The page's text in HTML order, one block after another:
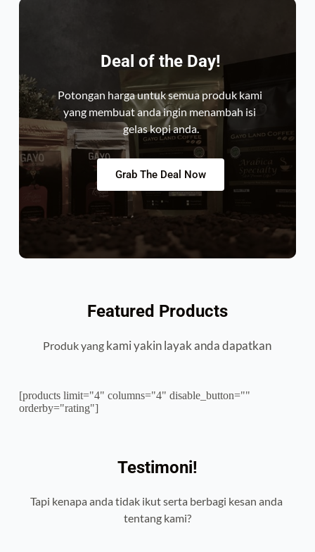
Deal of the Day!
Potongan harga untuk semua produk kami
yang membuat anda ingin menambah isi
gelas kopi anda.
Grab The Deal Now
Featured Products
Produk yang kami yakin layak anda dapatkan
[products limit="4" columns="4" disable_button=""
orderby="rating"]
Testimoni!
Tapi kenapa anda tidak ikut serta berbagi kesan anda
tentang kami?